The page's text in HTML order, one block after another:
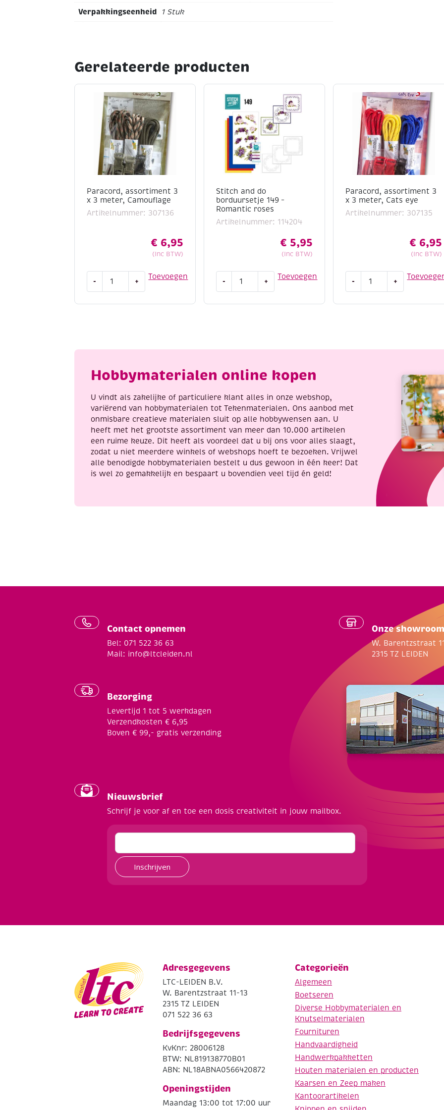
Verpakkingseenheid 1 Stuk
Gerelateerde producten
Paracord, assortiment 3
x 3 meter, Camouflage
Artikelnummer: 307136
€ 6,95
(Inc BTW)
Toevoegen
-
assortiment
aantal
+
Stitch and do
borduursetje 149 –
Romantic roses
Artikelnummer: 114204
€ 5,95
(Inc BTW)
Toevoegen
-
roses
+
Paracord, assortiment 3
x 3 meter, Cats eye
Artikelnummer: 307135
€ 6,95
(Inc BTW)
-
assortiment
eye
+
Hobbymaterialen online kopen
U vindt als zakelijke of particuliere klant alles in onze webshop,
variërend van hobbymaterialen tot Tekenmaterialen. Ons aanbod met
onmisbare creatieve materialen sluit op alle hobbywensen aan. U
heeft met het grootste assortiment van meer dan 10.000 artikelen
een ruime keuze. Dit heeft als voordeel dat u bij ons voor alles slaagt,
zodat u niet meerdere winkels of webshops hoeft te bezoeken. Vrijwel
alle benodigde hobbymaterialen bestelt u dus gewoon in één keer! Dat
is wel zo gemakkelijk en bespaart u bovendien veel tijd én geld!
Contact opnemen
Bel: 071 522 36 63
Mail: info@ltcleiden.nl
Bezorging
Levertijd 1 tot 5 werkdagen
Verzendkosten € 6,95
Boven € 99,- gratis verzending
Onze showroom
W. Barentzstraat
2315 TZ LEIDEN
Nieuwsbrief
Schrijf je voor af en toe een dosis creativiteit in jouw mailbox.
Inschrijven
Adresgegevens
LTC-LEIDEN B.V.
W. Barentzstraat 11-13
2315 TZ LEIDEN
071 522 36 63
Bedrijfsgegevens
KvKnr: 28006128
BTW: NL819138770B01
ABN: NL18ABNA0566420872
Openingstijden
Maandag 13:00 tot 17:00 uur
Categorieën
Algemeen
Boetseren
Diverse Hobbymaterialen en
Knutselmaterialen
Fournituren
Handvaardigheid
Handwerkpakketten
Houten materialen en producten
Kaarsen en Zeep maken
Kantoorartikelen